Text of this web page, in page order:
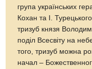
група українських
Кохан та І.
тризуб князя
поділ Всесвіту на
того, тризуб можна
начал –